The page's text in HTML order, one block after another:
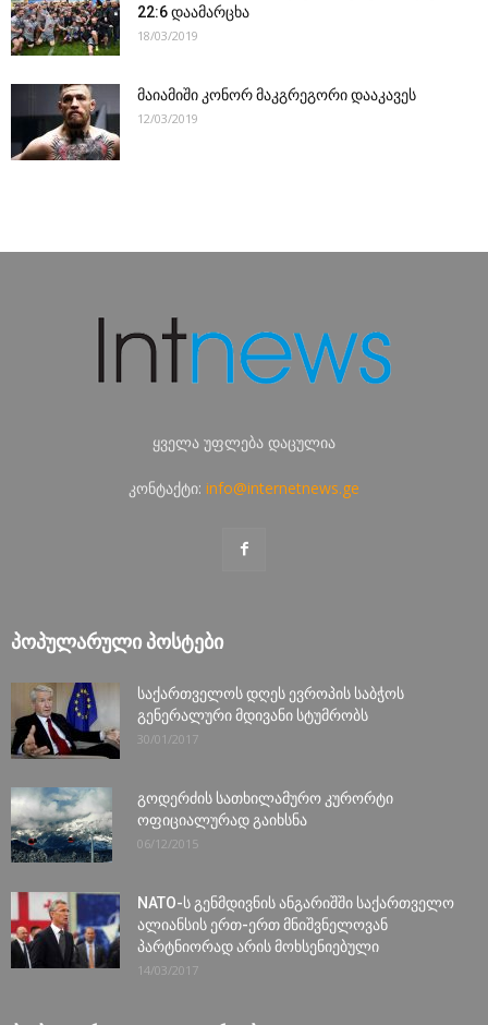
22:6 დაამარცხა
18/03/2019
მაიამიში კონორ მაკგრეგორი დააკავეს
12/03/2019
ყველა უფლება დაცულია
კონტაქტი: info@internetnews.ge
ᲞᲝᲞᲣᲚᲐᲠᲣᲚᲘ ᲞᲝᲡᲢᲔᲑᲘ
საქართველოს დღეს ევროპის საბჭოს
გენერალური მდივანი სტუმრობს
30/01/2017
გოდერძის სათხილამურო კურორტი
ოფიციალურად გაიხსნა
06/12/2015
NATO-ს გენმდივნის ანგარიშში საქართველო
ალიანსის ერთ-ერთ მნიშვნელოვან
პარტნიორად არის მოხსენიებული
14/03/2017